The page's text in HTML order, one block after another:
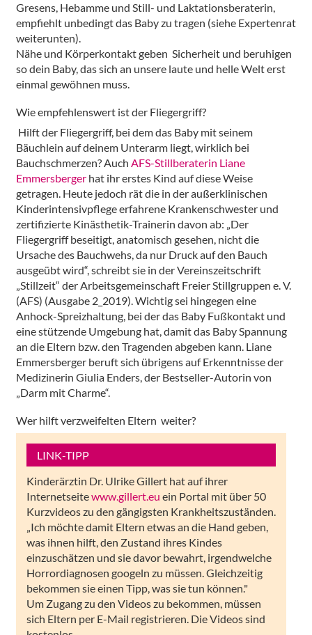
Gresens, Hebamme und Still- und Laktationsberaterin,
empfiehlt unbedingt das Baby zu tragen (siehe Expertenrat
weiterunten).
Nähe und Körperkontakt geben Sicherheit und beruhigen
so dein Baby, das sich an unsere laute und helle Welt erst
einmal gewöhnen muss.
Wie empfehlenswert ist der Fliegergriff?
Hilft der Fliegergriff, bei dem das Baby mit seinem
Bäuchlein auf deinem Unterarm liegt, wirklich bei
Bauchschmerzen? Auch AFS-Stillberaterin Liane
Emmersbergerhat ihr erstes Kind auf diese Weise
getragen. Heute jedoch rät die in der außerklinischen
Kinderintensivpflege erfahrene Krankenschwester und
zertifizierte Kinästhetik-Trainerin davon ab: „Der
Fliegergriff beseitigt, anatomisch gesehen, nicht die
Ursache des Bauchwehs, da nur Druck auf den Bauch
ausgeübt wird“, schreibt sie in der Vereinszeitschrift
„Stillzeit“ der Arbeitsgemeinschaft Freier Stillgruppen e. V.
(AFS) (Ausgabe 2_2019). Wichtig sei hingegen eine
Anhock-Spreizhaltung, bei der das Baby Fußkontakt und
eine stützende Umgebung hat, damit das Baby Spannung
an die Eltern bzw. den Tragenden abgeben kann. Liane
Emmersberger beruft sich übrigens auf Erkenntnisse der
Medizinerin Giulia Enders, der Bestseller-Autorin von
„Darm mit Charme“.
Wer hilft verzweifelten Eltern weiter?
LINK-TIPP
Kinderärztin Dr. Ulrike Gillert hat auf ihrer
Internetseitewww.gillert.eu ein Portal mit über 50
Kurzvideos zu den gängigsten Krankheitszuständen.
„Ich möchte damit Eltern etwas an die Hand geben,
was ihnen hilft, den Zustand ihres Kindes
einzuschätzen und sie davor bewahrt, irgendwelche
Horrordiagnosen googeln zu müssen. Gleichzeitig
bekommen sie einen Tipp, was sie tun können."
Um Zugang zu den Videos zu bekommen, müssen
sich Eltern per E-Mail registrieren. Die Videos sind